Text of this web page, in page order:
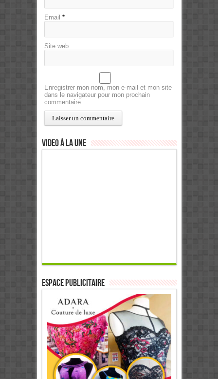
Email *
Site web
Enregistrer mon nom, mon e-mail et mon site
dans le navigateur pour mon prochain
commentaire.
Video à la Une
ESPACE PUBLICITAIRE